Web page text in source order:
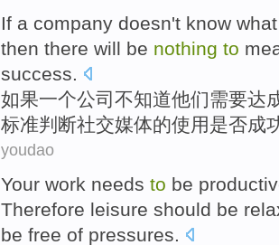
If a company doesn't know what
then there will be nothing to
success.
如果一个公司 不知道他们需要达
标准判断社交媒体的使用是否成
youdao
Your work needs to be
Therefore leisure should be
be free of pressures.